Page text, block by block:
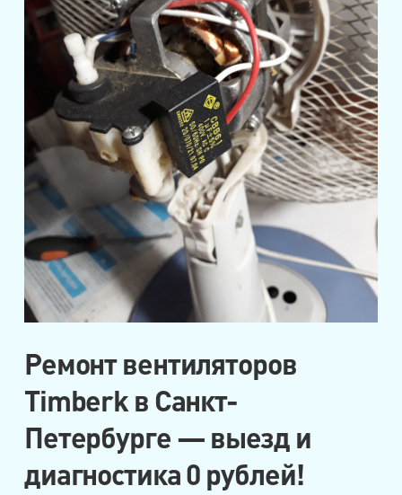
Ремонт вентиляторов
Timberk в Санкт-
Петербурге — выезд и
диагностика 0 рублей!